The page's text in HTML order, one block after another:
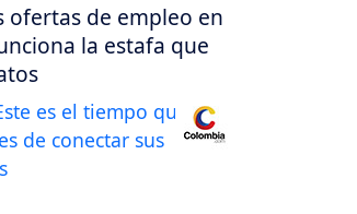
ofertas de empleo en
la estafa que